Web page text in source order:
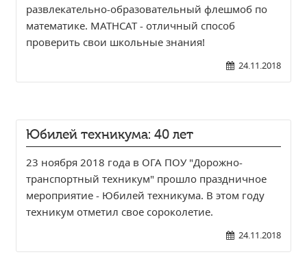
развлекательно-образовательный флешмоб по
математике. МАТНСАТ - отличный способ
проверить свои школьные знания!
24.11.2018
Юбилей техникума: 40 лет
23 ноября 2018 года в ОГА ПОУ "Дорожно-
транспортный техникум" прошло праздничное
мероприятие - Юбилей техникума. В этом году
техникум отметил свое сороколетие.
24.11.2018